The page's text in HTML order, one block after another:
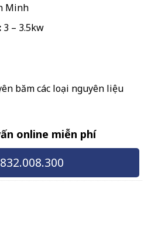
Minh
3 – 3.5kw
băm các loại nguyên liệu
online miễn phí